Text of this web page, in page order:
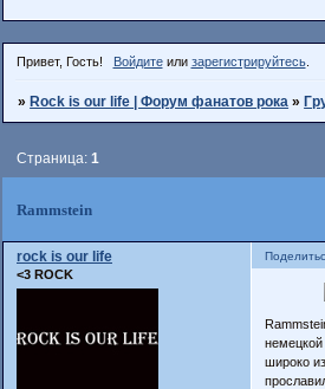
Привет, Гость! Войдитеили зарегистрируйтесь.
»Rock is our life | Форум фанатов рока »
Rammstein
Страница:1
rock is our life
<3 ROCK
широко